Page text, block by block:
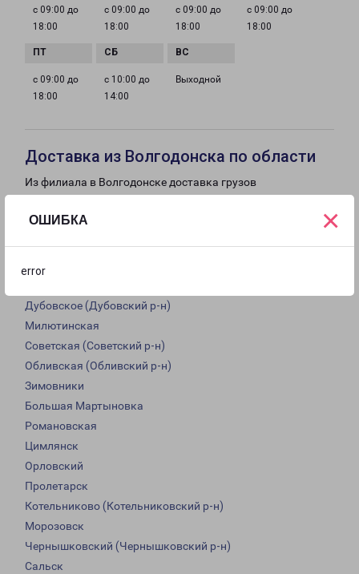
ОШИБКА
error
×
с 09:00 до
18:00
с 09:00 до
18:00
с 09:00 до
18:00
с 09:00 до
18:00
с 09:00 до
18:00
с 10:00 до
14:00
Выходной
Доставка из Волгодонска по области
Из филиала в Волгодонске доставка грузов
осуществляется в следующие города:
Волгодонск
Гремячая (Котельниковский р-н)
Опенки (Пролетарский р-н)
Дубовское (Дубовский р-н)
Милютинская
Советская (Советский р-н)
Обливская (Обливский р-н)
Зимовники
Большая Мартыновка
Романовская
Цимлянск
Орловский
Пролетарск
Котельниково (Котельниковский р-н)
Морозовск
Чернышковский (Чернышковский р-н)
Сальск